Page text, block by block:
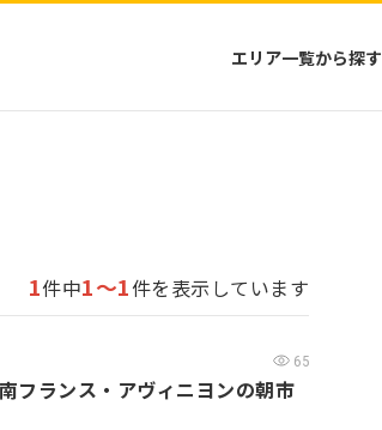
エリア一覧から探す
北米
ミクロネシア
1件中1～1件を表示しています
65
フランス・アヴィニヨンの朝市